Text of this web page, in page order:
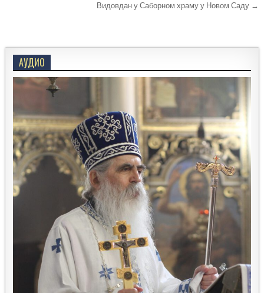
Видовдан у Саборном храму у Новом Саду →
АУДИО